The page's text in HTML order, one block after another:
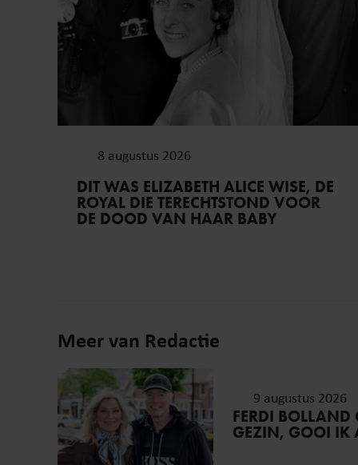
8 augustus 2026
DIT WAS ELIZABETH ALICE WISE, DE
ROYAL DIE TERECHTSTOND VOOR
DE DOOD VAN HAAR BABY
Meer van Redactie
9 augustus 2026
FERDI BOLLAND
GEZIN, GOOI IK